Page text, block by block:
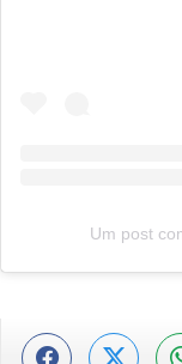
Um post